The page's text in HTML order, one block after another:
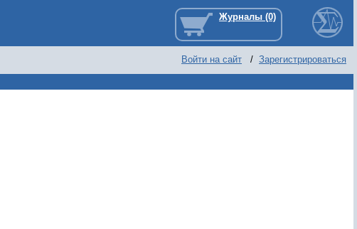
Войти на сайт / Зарегистрироваться